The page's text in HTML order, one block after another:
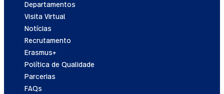
Departamentos
Visita Virtual
Notícias
Recrutamento
Erasmus+
Política de Qualidade
Parcerias
FAQs